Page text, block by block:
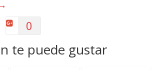
0
te puede gustar